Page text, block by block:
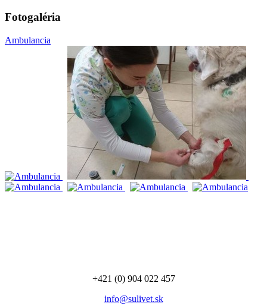
Fotogaléria
Ambulancia
+421 (0) 904 022 457
info@sulivet.sk